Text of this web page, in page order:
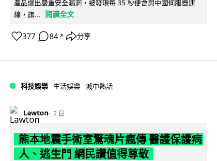
產品爆出嚴重安全漏洞，被發現每 35 秒便會與中國伺服器連
線，旗...
閱讀全文
377 84 ↗ 分享
科技娛樂 生活娛樂 城中熱話
Lawton 2 日
熊本地震手術室驚魂片瘋傳 醫護保護病
人、逃生門 網民讚值得尊敬